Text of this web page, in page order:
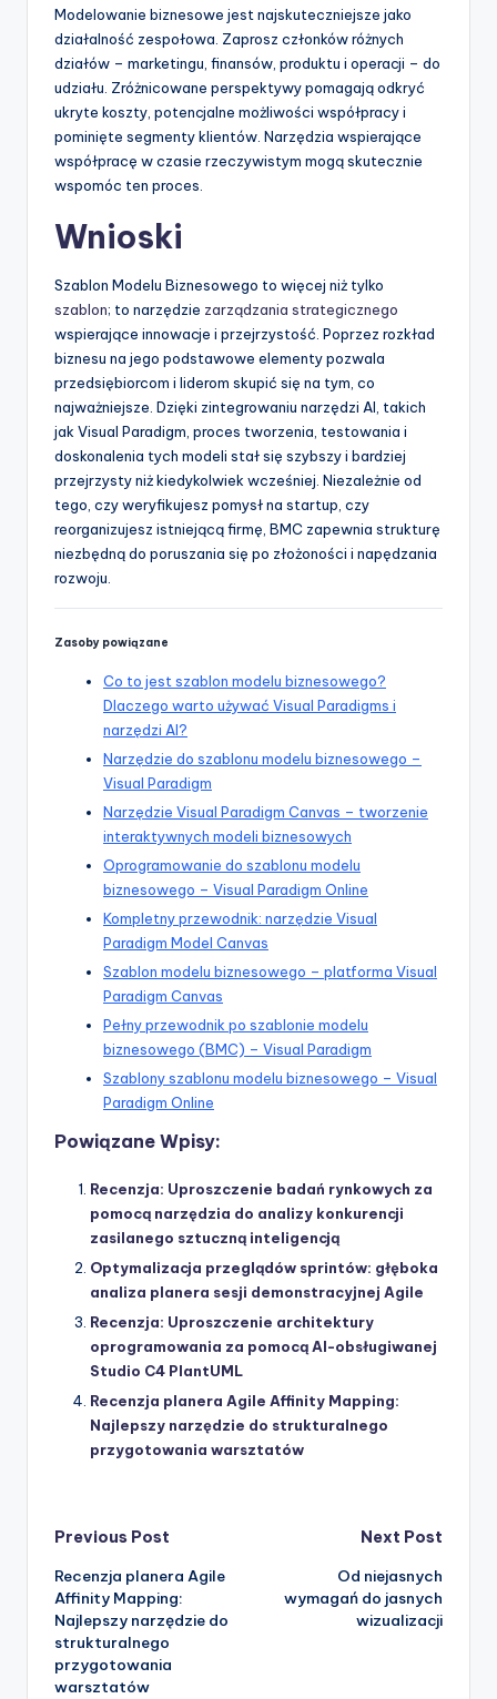
Modelowanie biznesowe jest najskuteczniejsze jako
działalność zespołowa. Zaprosz członków różnych
działów – marketingu, finansów, produktu i operacji – do
udziału. Zróżnicowane perspektywy pomagają odkryć
ukryte koszty, potencjalne możliwości współpracy i
pominięte segmenty klientów. Narzędzia wspierające
współpracę w czasie rzeczywistym mogą skutecznie
wspomóc ten proces.
Wnioski
Szablon Modelu Biznesowego to więcej niż tylko
szablon; to narzędzie zarządzania strategicznego
wspierające innowacje i przejrzystość. Poprzez rozkład
biznesu na jego podstawowe elementy pozwala
przedsiębiorcom i liderom skupić się na tym, co
najważniejsze. Dzięki zintegrowaniu narzędzi AI, takich
jak Visual Paradigm, proces tworzenia, testowania i
doskonalenia tych modeli stał się szybszy i bardziej
przejrzysty niż kiedykolwiek wcześniej. Niezależnie od
tego, czy weryfikujesz pomysł na startup, czy
reorganizujesz istniejącą firmę, BMC zapewnia strukturę
niezbędną do poruszania się po złożoności i napędzania
rozwoju.
Zasoby powiązane
Co to jest szablon modelu biznesowego?
Dlaczego warto używać Visual Paradigms i
narzędzi AI?
Narzędzie do szablonu modelu biznesowego –
Visual Paradigm
Narzędzie Visual Paradigm Canvas – tworzenie
interaktywnych modeli biznesowych
Oprogramowanie do szablonu modelu
biznesowego – Visual Paradigm Online
Kompletny przewodnik: narzędzie Visual
Paradigm Model Canvas
Szablon modelu biznesowego – platforma Visual
Paradigm Canvas
Pełny przewodnik po szablonie modelu
biznesowego (BMC) – Visual Paradigm
Szablony szablonu modelu biznesowego – Visual
Paradigm Online
Powiązane Wpisy:
Recenzja: Uproszczenie badań rynkowych za
pomocą narzędzia do analizy konkurencji
zasilanego sztuczną inteligencją
Optymalizacja przeglądów sprintów: głęboka
analiza planera sesji demonstracyjnej Agile
Recenzja: Uproszczenie architektury
oprogramowania za pomocą AI-obsługiwanej
Studio C4 PlantUML
Recenzja planera Agile Affinity Mapping:
Najlepszy narzędzie do strukturalnego
przygotowania warsztatów
Post
navigation
Previous Post
Recenzja planera Agile
Affinity Mapping:
Najlepszy narzędzie do
strukturalnego
przygotowania
warsztatów
Next Post
Od niejasnych
wymagań do jasnych
wizualizacji